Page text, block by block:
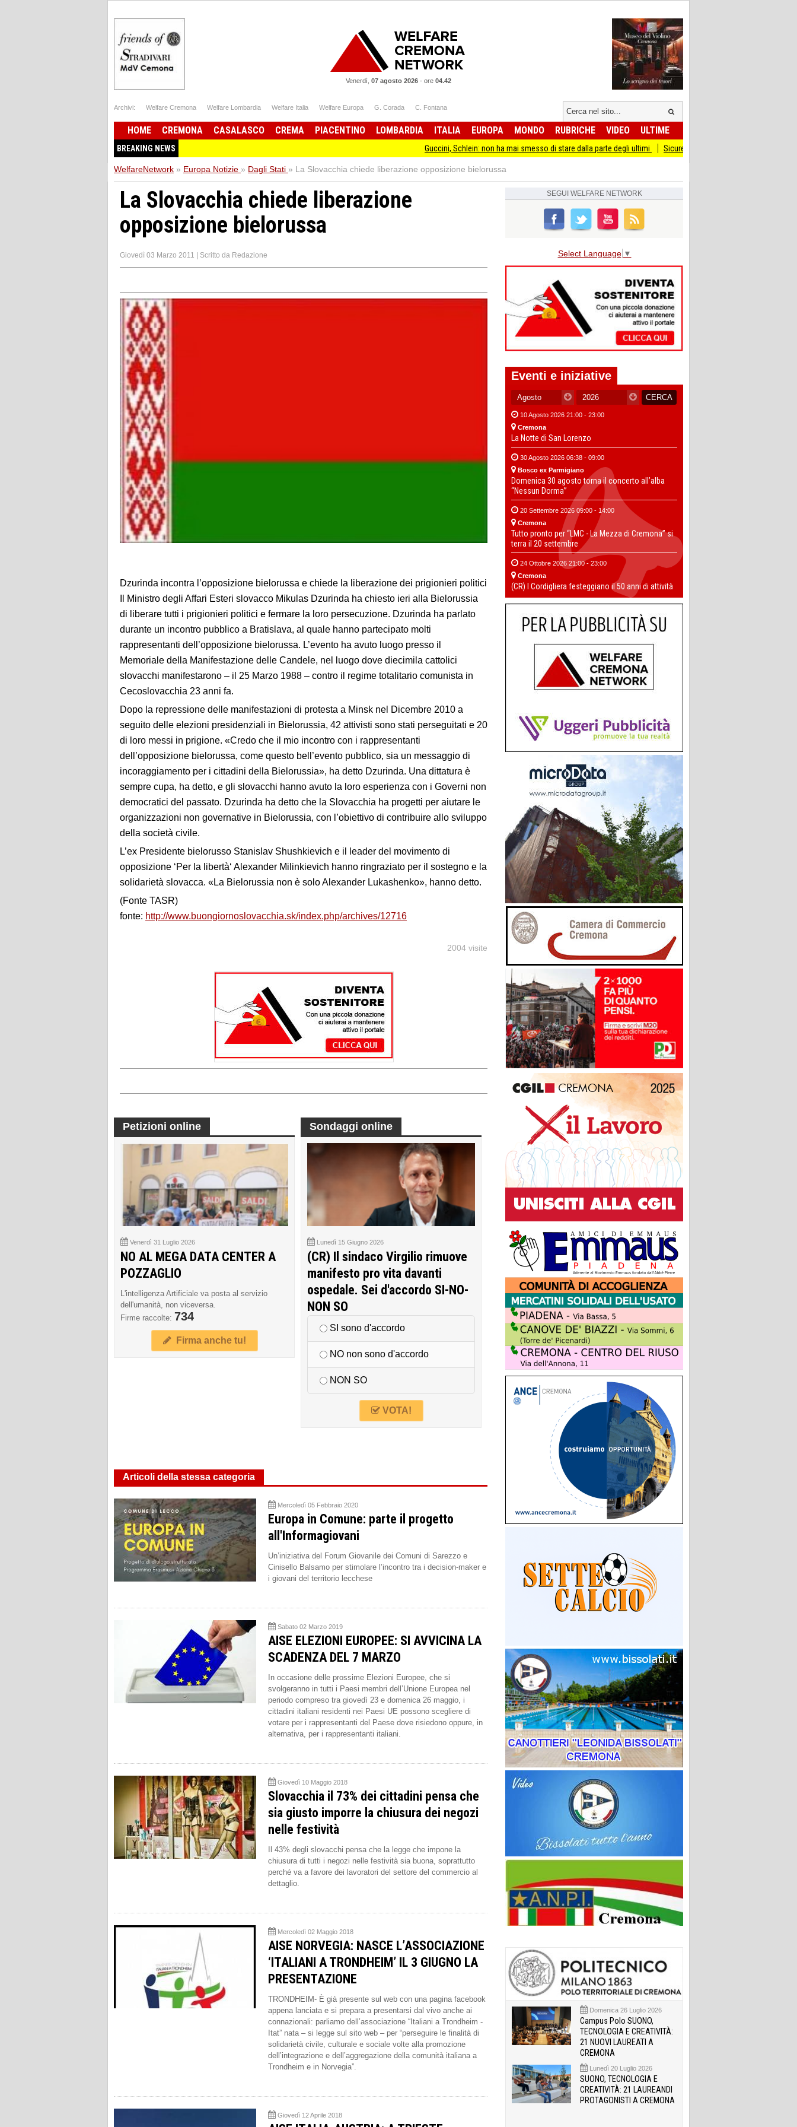
Venerdì, 07 agosto 2026 - ore 04.42
Archivi: Welfare Cremona Welfare Lombardia Welfare Italia Welfare Europa G. Corada C. Fontana
HOME CREMONA CASALASCO CREMA PIACENTINO LOMBARDIA ITALIA EUROPA MONDO RUBRICHE VIDEO ULTIME
BREAKING NEWS Guccini, Schlein: non ha mai smesso di stare dalla parte degli ultimi Sicurezza I Giovani Democratici ribattono ai Giovani
WelfareNetwork » Europa Notizie » Dagli Stati » La Slovacchia chiede liberazione opposizione bielorussa
La Slovacchia chiede liberazione
opposizione bielorussa
Giovedì 03 Marzo 2011 | Scritto da Redazione
Dzurinda incontra l’opposizione bielorussa e chiede la liberazione dei prigionieri politici
Il Ministro degli Affari Esteri slovacco Mikulas Dzurinda ha chiesto ieri alla Bielorussia
di liberare tutti i prigionieri politici e fermare la loro persecuzione. Dzurinda ha parlato
durante un incontro pubblico a Bratislava, al quale hanno partecipato molti
rappresentanti dell’opposizione bielorussa. L’evento ha avuto luogo presso il
Memoriale della Manifestazione delle Candele, nel luogo dove diecimila cattolici
slovacchi manifestarono – il 25 Marzo 1988 – contro il regime totalitario comunista in
Cecoslovacchia 23 anni fa.
Dopo la repressione delle manifestazioni di protesta a Minsk nel Dicembre 2010 a
seguito delle elezioni presidenziali in Bielorussia, 42 attivisti sono stati perseguitati e 20
di loro messi in prigione. «Credo che il mio incontro con i rappresentanti
dell’opposizione bielorussa, come questo bell’evento pubblico, sia un messaggio di
incoraggiamento per i cittadini della Bielorussia», ha detto Dzurinda. Una dittatura è
sempre cupa, ha detto, e gli slovacchi hanno avuto la loro esperienza con i Governi non
democratici del passato. Dzurinda ha detto che la Slovacchia ha progetti per aiutare le
organizzazioni non governative in Bielorussia, con l’obiettivo di contribuire allo sviluppo
della società civile.
L’ex Presidente bielorusso Stanislav Shushkievich e il leader del movimento di
opposizione ‘Per la libertà‘ Alexander Milinkievich hanno ringraziato per il sostegno e la
solidarietà slovacca. «La Bielorussia non è solo Alexander Lukashenko», hanno detto.
(Fonte TASR)
fonte: http://www.buongiornoslovacchia.sk/index.php/archives/12716
2004 visite
Petizioni online
Venerdì 31 Luglio 2026
NO AL MEGA DATA CENTER A
POZZAGLIO
L'intelligenza Artificiale va posta al servizio
dell'umanità, non viceversa.
Firme raccolte: 734
Firma anche tu!
Sondaggi online
Lunedì 15 Giugno 2026
(CR) Il sindaco Virgilio rimuove
manifesto pro vita davanti
ospedale. Sei d'accordo SI-NO-
NON SO
SI sono d'accordo
NO non sono d'accordo
NON SO
VOTA!
Articoli della stessa categoria
Mercoledì 05 Febbraio 2020
Europa in Comune: parte il progetto
all'Informagiovani
Un’iniziativa del Forum Giovanile dei Comuni di Sarezzo e
Cinisello Balsamo per stimolare l’incontro tra i decision-maker e
i giovani del territorio lecchese
Sabato 02 Marzo 2019
AISE ELEZIONI EUROPEE: SI AVVICINA LA
SCADENZA DEL 7 MARZO
In occasione delle prossime Elezioni Europee, che si
svolgeranno in tutti i Paesi membri dell’Unione Europea nel
periodo compreso tra giovedì 23 e domenica 26 maggio, i
cittadini italiani residenti nei Paesi UE possono scegliere di
votare per i rappresentanti del Paese dove risiedono oppure, in
alternativa, per i rappresentanti italiani.
Giovedì 10 Maggio 2018
Slovacchia il 73% dei cittadini pensa che
sia giusto imporre la chiusura dei negozi
nelle festività
Il 43% degli slovacchi pensa che la legge che impone la
chiusura di tutti i negozi nelle festività sia buona, soprattutto
perché va a favore dei lavoratori del settore del commercio al
dettaglio.
Mercoledì 02 Maggio 2018
AISE NORVEGIA: NASCE L’ASSOCIAZIONE
‘ITALIANI A TRONDHEIM’ IL 3 GIUGNO LA
PRESENTAZIONE
TRONDHEIM- È già presente sul web con una pagina facebook
appena lanciata e si prepara a presentarsi dal vivo anche ai
connazionali: parliamo dell’associazione “Italiani a Trondheim -
Itat” nata – si legge sul sito web – per “perseguire le finalità di
solidarietà civile, culturale e sociale volte alla promozione
dell’integrazione e dell’aggregazione della comunità italiana a
Trondheim e in Norvegia”.
Giovedì 12 Aprile 2018
SEGUI WELFARE NETWORK
Select Language ▼
Eventi e iniziative
10 Agosto 2026 21:00 - 23:00
Cremona
La Notte di San Lorenzo
30 Agosto 2026 06:38 - 09:00
Bosco ex Parmigiano
Domenica 30 agosto torna il concerto all’alba
“Nessun Dorma”
20 Settembre 2026 09:00 - 14:00
Cremona
Tutto pronto per “LMC - La Mezza di Cremona” si
terra il 20 settembre
24 Ottobre 2026 21:00 - 23:00
Cremona
(CR) I Cordigliera festeggiano il 50 anni di attività
Domenica 26 Luglio 2026
Campus Polo SUONO,
TECNOLOGIA E CREATIVITÀ:
21 NUOVI LAUREATI A
CREMONA
Lunedì 20 Luglio 2026
SUONO, TECNOLOGIA E
CREATIVITÀ: 21 LAUREANDI
PROTAGONISTI A CREMONA